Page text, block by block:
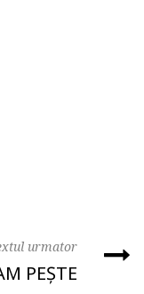
urmator
PEȘTE